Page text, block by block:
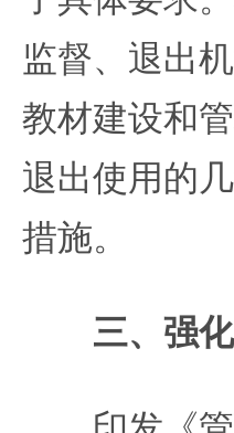
监督、退出
教材建设和
退出使用的
措施。
三、强